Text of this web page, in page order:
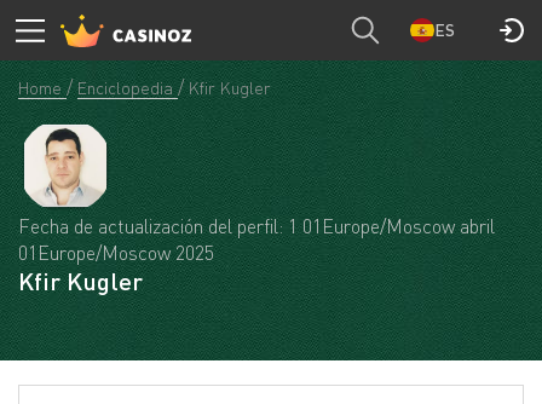
ES
Home Enciclopedia Kfir Kugler
Fecha de actualización del perfil: 1 01Europe/Moscow abril
01Europe/Moscow 2025
Kfir Kugler